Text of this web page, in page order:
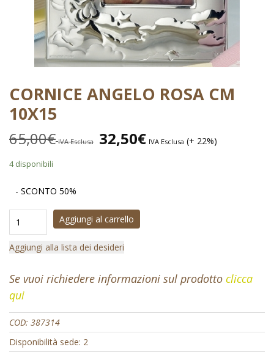
CORNICE ANGELO ROSA CM
10X15
65,00€ IVA Esclusa 32,50€ IVA Esclusa (+ 22%)
4 disponibili
- SCONTO 50%
Aggiungi al carrello
Aggiungi alla lista dei desideri
Se vuoi richiedere informazioni sul prodotto clicca
qui
COD: 387314
Disponibilità sede: 2